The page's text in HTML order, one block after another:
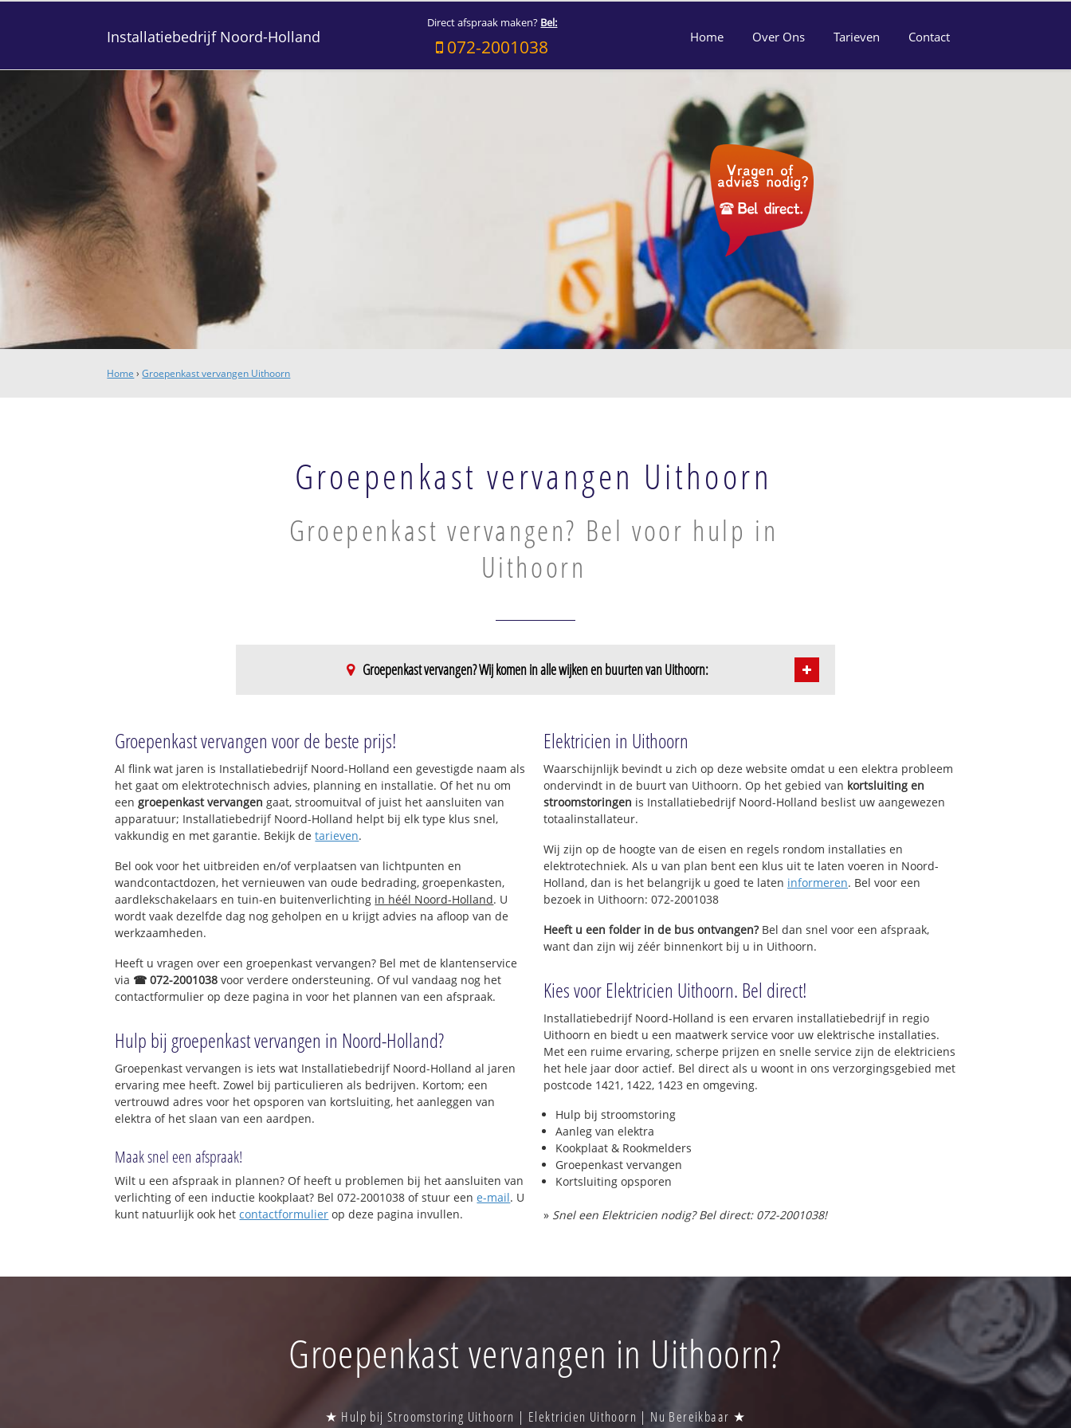
Installatiebedrijf Noord-Holland
Direct afspraak maken? Bel:
072-2001038 Home Over Ons Tarieven Contact
Home ›Groepenkast vervangen Uithoorn
Groepenkast vervangen Uithoorn
Groepenkast vervangen? Bel voor hulp in
Uithoorn
Groepenkast vervangen? Wij komen in alle wijken en buurten van Uithoorn:
Dorpscentrumcentrum
Meerwijk
Zijdelwaard
Groepenkast vervangen voor de beste prijs!
Al flink wat jaren is Installatiebedrijf Noord-Holland een gevestigde naam als
het gaat om elektrotechnisch advies, planning en installatie. Of het nu om
eengroepenkast vervangen gaat, stroomuitval of juist het aansluiten van
apparatuur; Installatiebedrijf Noord-Holland helpt bij elk type klus snel,
vakkundig en met garantie. Bekijk detarieven.
Bel ook voor het uitbreiden en/of verplaatsen van lichtpunten en
wandcontactdozen, het vernieuwen van oude bedrading, groepenkasten,
aardlekschakelaars en tuin-en buitenverlichting in héél Noord-Holland. U
wordt vaak dezelfde dag nog geholpen en u krijgt advies na afloop van de
werkzaamheden.
Heeft u vragen over een groepenkast vervangen? Bel met de klantenservice
via ☎ 072-2001038 voor verdere ondersteuning. Of vul vandaag nog het
contactformulier op deze pagina in voor het plannen van een afspraak.
Hulp bij groepenkast vervangen in Noord-Holland?
Groepenkast vervangen is iets wat Installatiebedrijf Noord-Holland al jaren
ervaring mee heeft. Zowel bij particulieren als bedrijven. Kortom; een
vertrouwd adres voor het opsporen van kortsluiting, het aanleggen van
elektra of het slaan van een aardpen.
Maak snel een afspraak!
Wilt u een afspraak in plannen? Of heeft u problemen bij het aansluiten van
verlichting of een inductie kookplaat? Bel 072-2001038 of stuur eene-mail. U
kunt natuurlijk ook hetcontactformulier op deze pagina invullen.
Elektricien in Uithoorn
Waarschijnlijk bevindt u zich op deze website omdat u een elektra probleem
ondervindt in de buurt van Uithoorn. Op het gebied van kortsluiting en
stroomstoringen is Installatiebedrijf Noord-Holland beslist uw aangewezen
totaalinstallateur.
Wij zijn op de hoogte van de eisen en regels rondom installaties en
elektrotechniek. Als u van plan bent een klus uit te laten voeren in Noord-
Holland, dan is het belangrijk u goed te laten informeren. Bel voor een
bezoek in Uithoorn: 072-2001038
Heeft u een folder in de bus ontvangen?Bel dan snel voor een afspraak,
want dan zijn wij zéér binnenkort bij u in Uithoorn.
Kies voor Elektricien Uithoorn. Bel direct!
Installatiebedrijf Noord-Holland is een ervaren installatiebedrijf in regio
Uithoorn en biedt u een maatwerk service voor uw elektrische installaties.
Met een ruime ervaring, scherpe prijzen en snelle service zijn de elektriciens
het hele jaar door actief. Bel direct als u woont in ons verzorgingsgebied met
postcode 1421, 1422, 1423 en omgeving.
Hulp bij stroomstoring
Aanleg van elektra
Kookplaat & Rookmelders
Groepenkast vervangen
Kortsluiting opsporen
» Snel een Elektricien nodig? Bel direct: 072-2001038!
Groepenkast vervangen in Uithoorn?
★ Hulp bij Stroomstoring Uithoorn | Elektricien Uithoorn | Nu Bereikbaar ★